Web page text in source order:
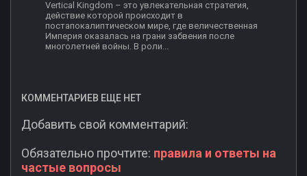
Vertical Kingdom – это увлекательная стратегия,
действие которой происходит в
постапокалиптическом мире, где величественная
Империя оказалась на грани забвения после
многолетней войны. В роли...
КОММЕНТАРИЕВ ЕЩЕ НЕТ
Добавить свой комментарий:
Обязательно прочтите: правила и ответы на
частые вопросы